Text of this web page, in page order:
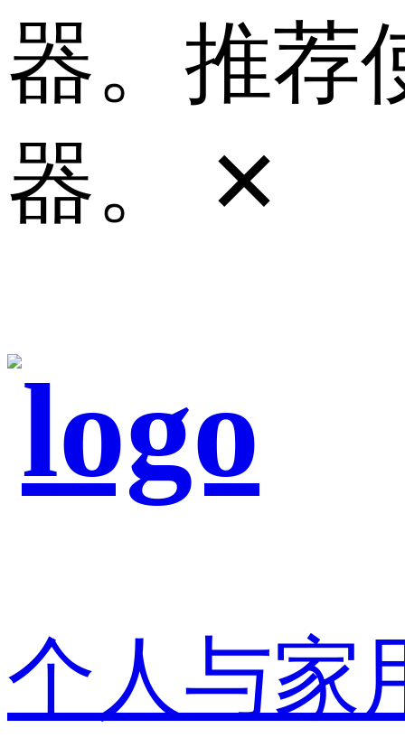
器。推荐
器。
✕
个人与家